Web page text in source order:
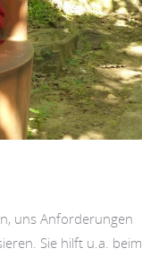
uns Anforderungen
Sie hilft u.a. beim